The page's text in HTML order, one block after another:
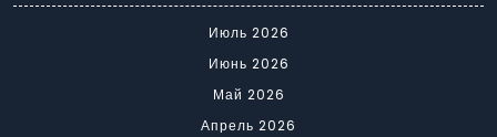
Июль 2026
Июнь 2026
Май 2026
Апрель 2026